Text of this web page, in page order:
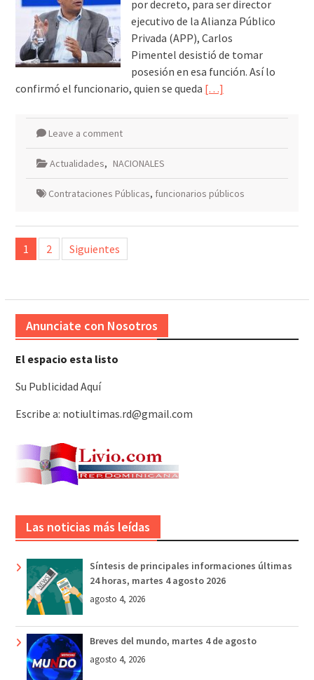
por decreto, para ser director
ejecutivo de la Alianza Público
Privada (APP), Carlos
Pimentel desistió de tomar
posesión en esa función. Así lo
confirmó el funcionario, quien se queda […]
Leave a comment
Actualidades, NACIONALES
Contrataciones Públicas, funcionarios públicos
Paginación
de
1 2 Siguientes
Anunciate con Nosotros
El espacio esta listo
Su Publicidad Aquí
Escribe a: notiultimas.rd@gmail.com
Las noticias más leídas
Síntesis de principales informaciones últimas
24 horas, martes 4 agosto 2026
agosto 4, 2026
Breves del mundo, martes 4 de agosto
agosto 4, 2026